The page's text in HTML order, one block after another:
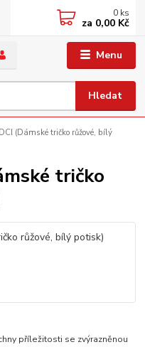
Menu
Hledat
0 ks
za 0,00 Kč
(Dámské tričko růžové, bílý
tričko
příležitosti se zvýrazněnou